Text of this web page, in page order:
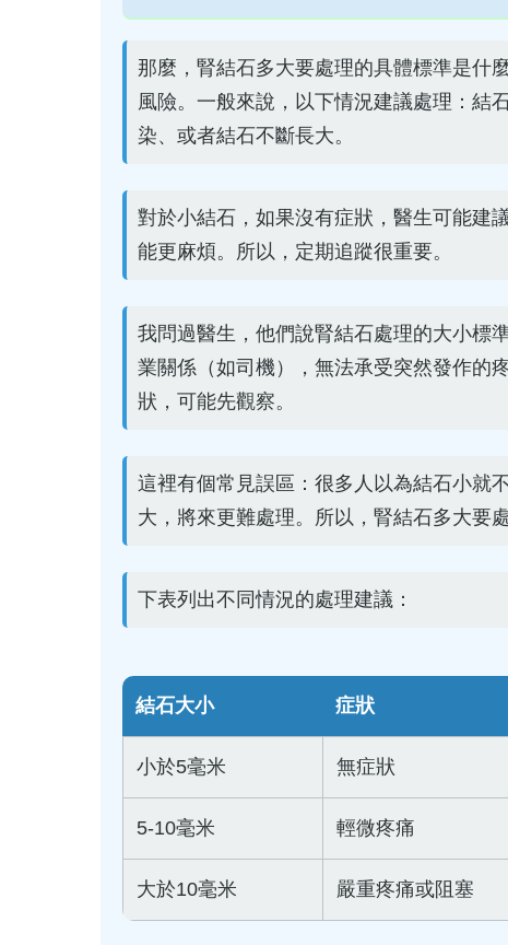
那麼，腎結石多大要處理的具體標準是什
風險。一般來說，以下情況建議處理：結
染、或者結石不斷長大。
對於小結石，如果沒有症狀，醫生可能建
能更麻煩。所以，定期追蹤很重要。
我問過醫生，他們說腎結石處理的大小標
業關係（如司機），無法承受突然發作的
狀，可能先觀察。
這裡有個常見誤區：很多人以為結石小就
大，將來更難處理。所以，腎結石多大要
下表列出不同情況的處理建議：
結石大小 症狀
小於5毫米 無症狀
5-10毫米 輕微疼痛
大於10毫米 嚴重疼痛或阻塞